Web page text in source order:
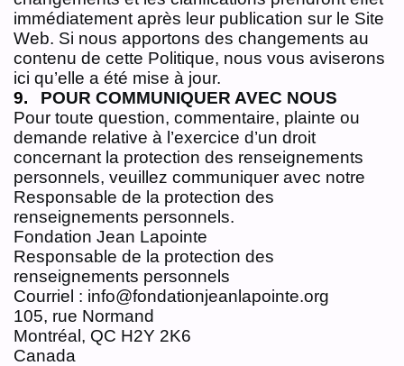
immédiatement après leur publication sur le Site
Web. Si nous apportons des changements au
contenu de cette Politique, nous vous aviserons
ici qu’elle a été mise à jour.
POUR COMMUNIQUER AVEC NOUS
Pour toute question, commentaire, plainte ou
demande relative à l’exercice d’un droit
concernant la protection des renseignements
personnels, veuillez communiquer avec notre
Responsable de la protection des
renseignements personnels.
Fondation Jean Lapointe
Responsable de la protection des
renseignements personnels
Courriel : info@fondationjeanlapointe.org
105, rue Normand
Montréal, QC H2Y 2K6
Canada